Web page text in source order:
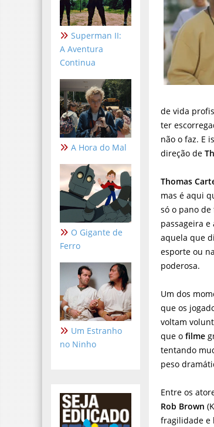
Superman II:
A Aventura
Continua
A Hora do Mal
O Gigante de
Ferro
Um Estranho
no Ninho
de vida
ter
não o faz. E
direção de
Thomas
mas é aqui
só o pano
passageira
aquela que
esporte ou
poderosa.
Um dos
que os
voltam
que ofilme
tentando
peso
Entre os
Rob Brown
fragilidade e